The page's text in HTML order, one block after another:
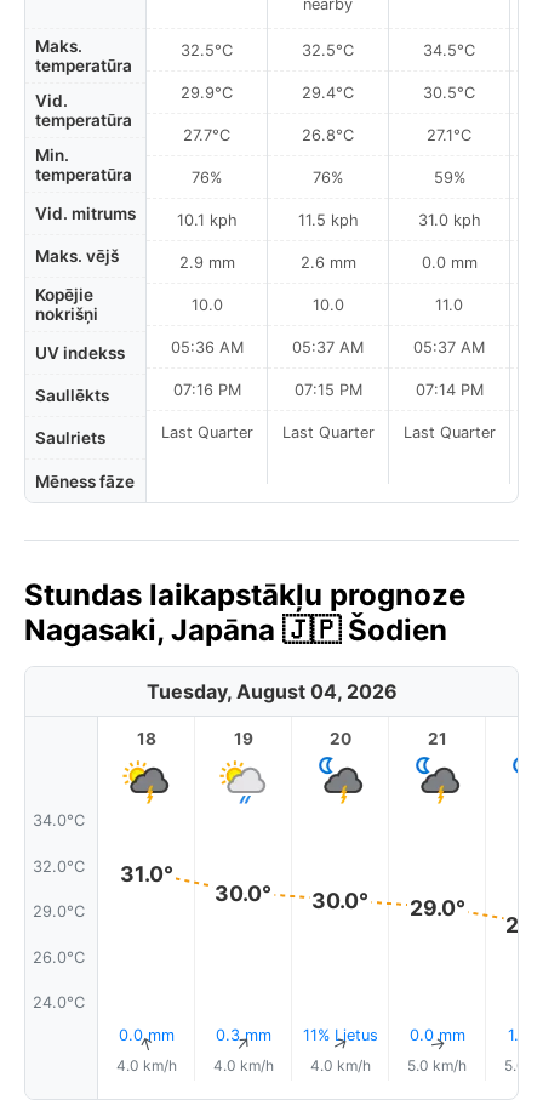
Maks.
temperatūra
Vid.
temperatūra
Min.
temperatūra
Vid. mitrums
Maks. vējš
Kopējie
nokrišņi
UV indekss
Saullēkts
Saulriets
Mēness fāze
32.5°C
29.9°C
27.7°C
76%
10.1 kph
2.9 mm
10.0
05:36 AM
07:16 PM
Last Quarter
nearby
32.5°C
29.4°C
26.8°C
76%
11.5 kph
2.6 mm
10.0
05:37 AM
07:15 PM
Last Quarter
34.5°C
30.5°C
27.1°C
59%
31.0 kph
0.0 mm
11.0
05:37 AM
07:14 PM
Last Quarter
Stundas laikapstākļu prognoze
Nagasaki, Japāna 🇯🇵 Šodien
Tuesday, August 04, 2026
34.0°C
32.0°C
29.0°C
26.0°C
24.0°C
18
31.0°
0.0 mm
↑
4.0 km/h
19
30.0°
0.3 mm
↑
4.0 km/h
20
30.0°
11% Lietus
↑
4.0 km/h
21
29.0°
0.0 mm
↑
5.0 km/h
1.3
5.0